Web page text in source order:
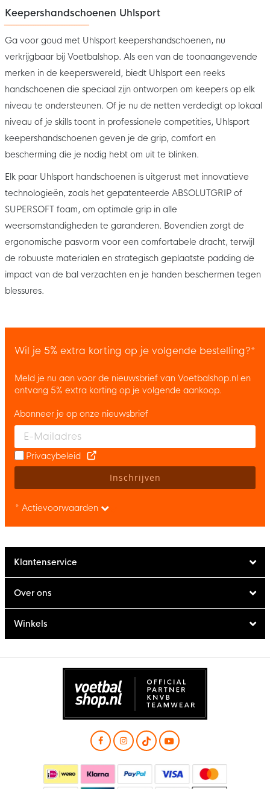
Keepershandschoenen Uhlsport
Ga voor goud met Uhlsport keepershandschoenen, nu
verkrijgbaar bij Voetbalshop. Als een van de toonaangevende
merken in de keeperswereld, biedt Uhlsport een reeks
handschoenen die speciaal zijn ontworpen om keepers op elk
niveau te ondersteunen. Of je nu de netten verdedigt op lokaal
niveau of je skills toont in professionele competities, Uhlsport
keepershandschoenen geven je de grip, comfort en
bescherming die je nodig hebt om uit te blinken.
Elk paar Uhlsport handschoenen is uitgerust met innovatieve
technologieën, zoals het gepatenteerde ABSOLUTGRIP of
SUPERSOFT foam, om optimale grip in alle
weersomstandigheden te garanderen. Bovendien zorgt de
ergonomische pasvorm voor een comfortabele dracht, terwijl
de robuuste materialen en strategisch geplaatste padding de
impact van de bal verzachten en je handen beschermen tegen
blessures.
Wil je 5% extra korting op je volgende bestelling?*
Meld je nu aan voor de nieuwsbrief van Voetbalshop.nl en
ontvang 5% extra korting op je volgende aankoop.
Enter your email and accept the privacy policy to subscribe to
Abonneer je op onze nieuwsbrief
Privacybeleid
Inschrijven
* Actievoorwaarden
Klantenservice
Over ons
Winkels